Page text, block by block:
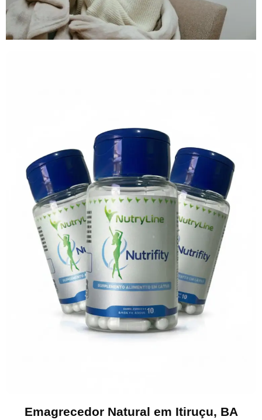
Emagrecedor Natural em Itiruçu, BA